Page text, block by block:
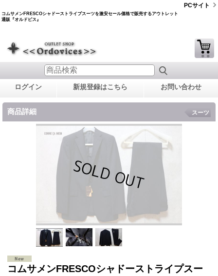
コムサメンFRESCOシャドーストライプスーツを激安セール価格で販売するアウトレット
通販『オルドビス』
PCサイト
ログイン 新規登録はこちら お問い合わせ
商品詳細 スーツ
コムサメンFRESCOシャドーストライプスー